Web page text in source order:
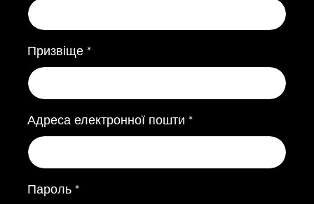
Призвіще *
Адреса електронної пошти *
Пароль *